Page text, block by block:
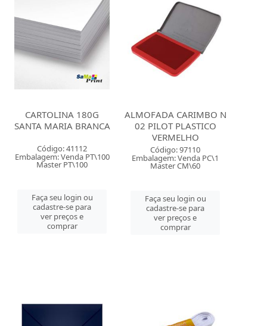
CARTOLINA 180G
SANTA MARIA BRANCA
Código: 41112
Embalagem: Venda PT\100
Master PT\100
Faça seu login ou
cadastre-se para
ver preços e
comprar
ALMOFADA CARIMBO N
02 PILOT PLASTICO
VERMELHO
Código: 97110
Embalagem: Venda PC\1
Master CM\60
Faça seu login ou
cadastre-se para
ver preços e
comprar